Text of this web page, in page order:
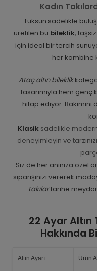
Kadın
Lüksün sadelikle
üretilen bu bileklik,
için ideal bir tercih
her kombine
Ataç altın bileklik
tasarımıyla hem genç
hitap ediyor. Bakımını
Klasik sadelikle
deneyimleyin ve
Siz de her anınıza özel
siparişinizi vererek
takılartarihe
22 Ayar Altın
Hakkında
Altın Ayarı Ürün